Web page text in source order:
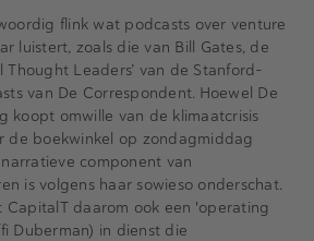
flink wat podcasts over venture
luistert, zoals die van Bill Gates, de
Thought Leaders’ van de Stanford-
van De Correspondent. Hoewel De
koopt omwille van de klimaatcrisis
de boekwinkel op zondagmiddag
component van
is volgens haar sowieso onderschat.
daarom ook een 'operating
Duberman) in dienst die